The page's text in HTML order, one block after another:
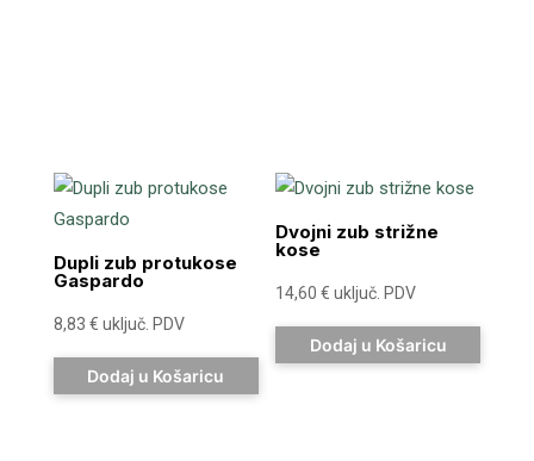
Dupli zub protukose
Gaspardo
8,83 € uključ. PDV
Dodaj u Košaricu
Dvojni zub strižne
kose
14,60€ uključ. PDV
Dodaj u Košaricu